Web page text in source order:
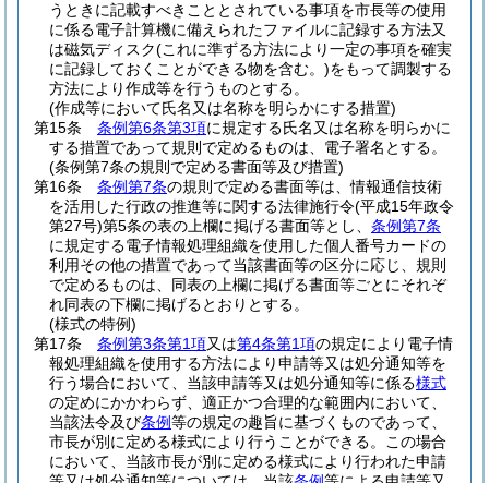
うときに記載すべきこととされている事項を市長等の使用
に係る電子計算機に備えられたファイルに記録する方法又
は磁気ディスク(これに準ずる方法により一定の事項を確実
に記録しておくことができる物を含む。)をもって調製する
方法により作成等を行うものとする。
(作成等において氏名又は名称を明らかにする措置)
第15条
条例第6条第3項に規定する氏名又は名称を明らかに
する措置であって規則で定めるものは、電子署名とする。
(条例第7条の規則で定める書面等及び措置)
第16条
条例第7条の規則で定める書面等は、情報通信技術
を活用した行政の推進等に関する法律施行令(平成15年政令
第27号)第5条の表の上欄に掲げる書面等とし、 条例第7条
に規定する電子情報処理組織を使用した個人番号カードの
利用その他の措置であって当該書面等の区分に応じ、規則
で定めるものは、同表の上欄に掲げる書面等ごとにそれぞ
れ同表の下欄に掲げるとおりとする。
(様式の特例)
第17条
条例第3条第1項又は第4条第1項の規定により電子情
報処理組織を使用する方法により申請等又は処分通知等を
行う場合において、当該申請等又は処分通知等に係る様式
の定めにかかわらず、適正かつ合理的な範囲内において、
当該法令及び条例等の規定の趣旨に基づくものであって、
市長が別に定める様式により行うことができる。
この場合
において、当該市長が別に定める様式により行われた申請